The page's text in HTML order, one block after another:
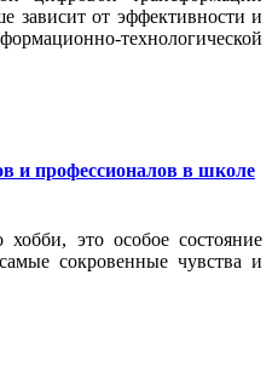
зависит от эффективности и
технологической
и профессионалов в школе
это особое состояние
сокровенные чувства и